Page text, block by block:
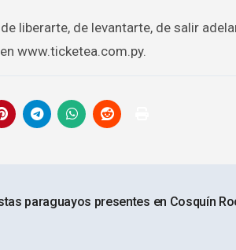
liberarte, de levantarte, de salir
www.ticketea.com.py.
paraguayos presentes en Cosquín